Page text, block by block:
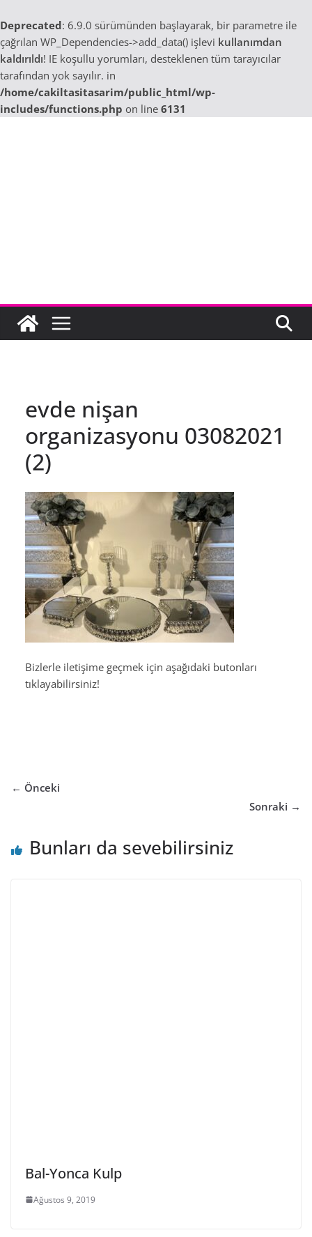
Deprecated: 6.9.0 sürümünden başlayarak, bir parametre ile
çağrılan WP_Dependencies->add_data() işlevi kullanımdan
kaldırıldı! IE koşullu yorumları, desteklenen tüm tarayıcılar
tarafından yok sayılır. in
/home/cakiltasitasarim/public_html/wp-
includes/functions.php on line 6131
evde nişan
organizasyonu 03082021
(2)
Bizlerle iletişime geçmek için aşağıdaki butonları
tıklayabilirsiniz!
← Önceki
Sonraki →
Bunları da sevebilirsiniz
Bal-Yonca Kulp
Ağustos 9, 2019